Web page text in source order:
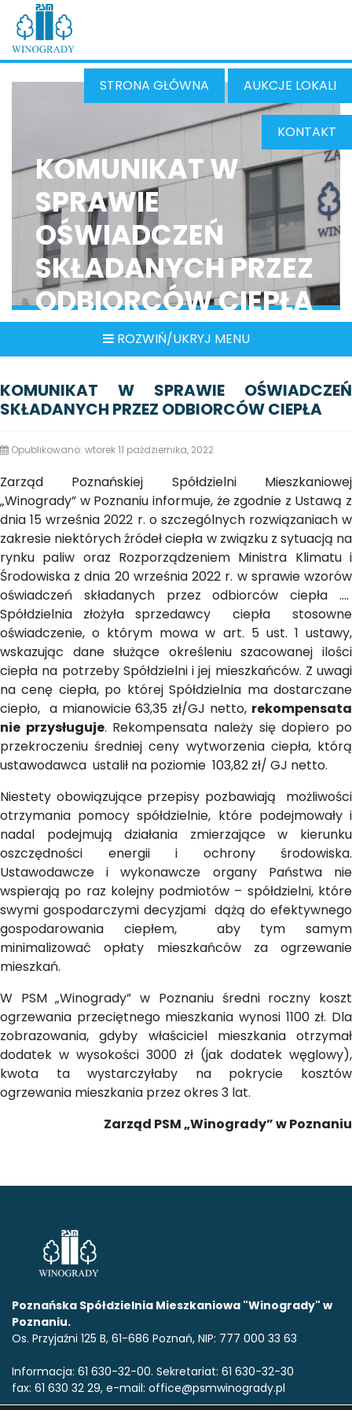
STRONA GŁÓWNA AUKCJE LOKALI
KONTAKT
KOMUNIKAT W
SPRAWIE
OŚWIADCZEŃ
SKŁADANYCH PRZEZ
ODBIORCÓW CIEPŁA
ROZWIŃ/UKRYJ MENU
KOMUNIKAT W SPRAWIE OŚWIADCZEŃ
SKŁADANYCH PRZEZ ODBIORCÓW CIEPŁA
Opublikowano: wtorek 11 października, 2022
Zarząd Poznańskiej Spółdzielni Mieszkaniowej
„Winogrady” w Poznaniu informuje, że zgodnie z Ustawą z
dnia 15 września 2022 r. o szczególnych rozwiązaniach w
zakresie niektórych źródeł ciepła w związku z sytuacją na
rynku paliw oraz Rozporządzeniem Ministra Klimatu i
Środowiska z dnia 20 września 2022 r. w sprawie wzorów
oświadczeń składanych przez odbiorców ciepła ….
Spółdzielnia złożyła sprzedawcy ciepła stosowne
oświadczenie, o którym mowa w art. 5 ust. 1 ustawy,
wskazując dane służące określeniu szacowanej ilości
ciepła na potrzeby Spółdzielni i jej mieszkańców. Z uwagi
na cenę ciepła, po której Spółdzielnia ma dostarczane
ciepło, a mianowicie 63,35 zł/GJ netto, rekompensata
nie przysługuje. Rekompensata należy się dopiero po
przekroczeniu średniej ceny wytworzenia ciepła, którą
ustawodawca ustalił na poziomie 103,82 zł/ GJ netto.
Niestety obowiązujące przepisy pozbawiają możliwości
otrzymania pomocy spółdzielnie, które podejmowały i
nadal podejmują działania zmierzające w kierunku
oszczędności energii i ochrony środowiska.
Ustawodawcze i wykonawcze organy Państwa nie
wspierają po raz kolejny podmiotów – spółdzielni, które
swymi gospodarczymi decyzjami dążą do efektywnego
gospodarowania ciepłem, aby tym samym
minimalizować opłaty mieszkańców za ogrzewanie
mieszkań.
W PSM „Winogrady” w Poznaniu średni roczny koszt
ogrzewania przeciętnego mieszkania wynosi 1100 zł. Dla
zobrazowania, gdyby właściciel mieszkania otrzymał
dodatek w wysokości 3000 zł (jak dodatek węglowy),
kwota ta wystarczyłaby na pokrycie kosztów
ogrzewania mieszkania przez okres 3 lat.
Zarząd PSM „Winogrady” w Poznaniu
Poznańska Spółdzielnia Mieszkaniowa "Winogrady" w
Poznaniu.
Os. Przyjaźni 125 B, 61-686 Poznań, NIP: 777 000 33 63
Informacja: 61 630-32-00. Sekretariat: 61 630-32-30
fax: 61 630 32 29, e-mail: office@psmwinogrady.pl